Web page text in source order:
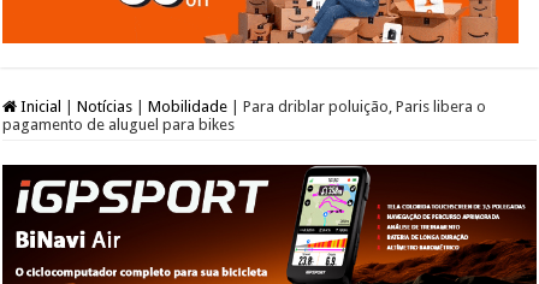
Inicial Notícias Mobilidade
Para driblar poluição, Paris libera o
pagamento de aluguel para bikes